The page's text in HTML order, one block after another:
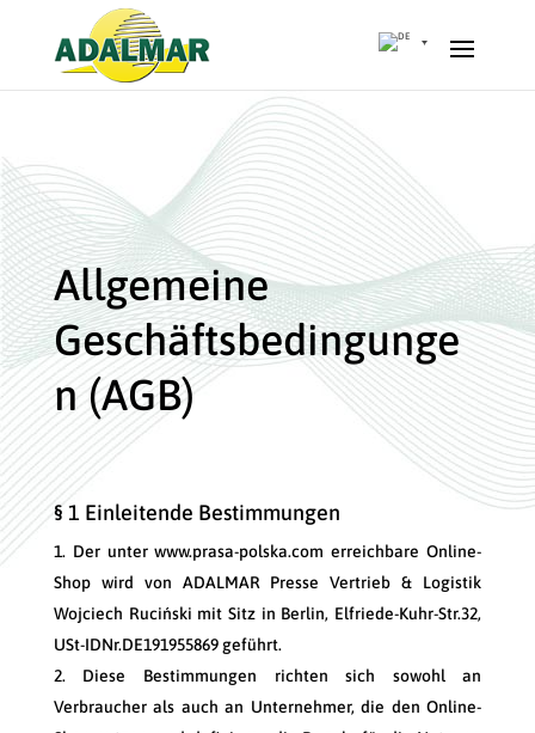
Allgemeine
Geschäftsbedingunge
n (AGB)
§ 1 Einleitende Bestimmungen
Der unter www.prasa-polska.com erreichbare Online-
Shop wird von ADALMAR Presse Vertrieb & Logistik
Wojciech Ruciński mit Sitz in Berlin, Elfriede-Kuhr-Str.32,
USt-IDNr.DE191955869 geführt.
Diese Bestimmungen richten sich sowohl an
Verbraucher als auch an Unternehmer, die den Online-